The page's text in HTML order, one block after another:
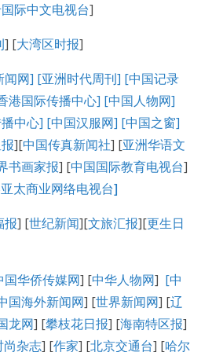
际中文电视台]
] [大湾区时报]
闻网] [亚洲时代周刊] [中国记录
港国际传播中心] [中国人物网]
中心] [中国汉服网] [中国之窗]
][中国传真新闻社] [亚洲华语文
书画家报] [中国国际教育电视台]
太商业网络电视台]
报] [世纪新闻][文旅汇报][更生日
国华侨传媒网] [中华人物网] [中
国海外新闻网] [世界新闻网] [辽
龙网] [攀枝花日报] [海南特区报]
尚杂志] [作家] [北京交通台] [哈尔